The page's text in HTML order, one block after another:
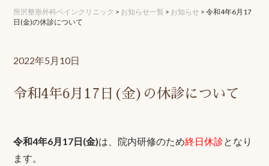
所沢整形外科ペインクリニック > お知らせ一覧 > お知らせ >令和4年6月17
日(金)の休診について
2022年5月10日
令和4年6月17日(金)の休診について
令和4年6月17日(金)は、院内研修のため終日休診となり
ます。